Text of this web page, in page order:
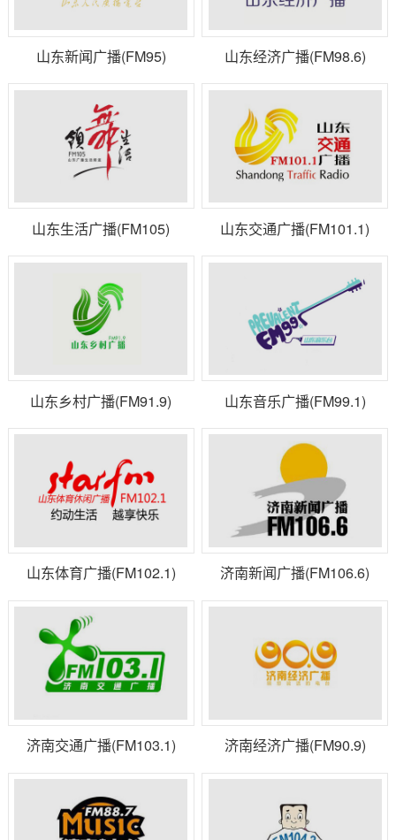
山东新闻广播(FM95) 山东经济广播(FM98.6)
山东生活广播(FM105) 山东交通广播(FM101.1)
山东乡村广播(FM91.9) 山东音乐广播(FM99.1)
山东体育广播(FM102.1) 济南新闻广播(FM106.6)
济南交通广播(FM103.1) 济南经济广播(FM90.9)